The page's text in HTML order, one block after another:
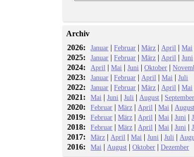
Archiv
2026:
Januar |Februar |März | April |Mai
2025: Januar |Februar |März | April |Juni
2024: April |Mai |Juni |Oktober |
2023: Januar |Februar | April |Mai |Juli
2022: Januar |Februar |März | April |Mai
2021: Mai |Juni |Juli | August | September
2020: Februar |März | April |Mai | August
2019: Februar |März | April |Mai |Juni |
2018: Februar |März | April |Mai |Juni |
2017: März | April |Mai |Juni |Juli |
2016: Mai | August |Oktober |Dezember